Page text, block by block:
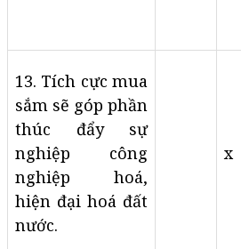
13. Tích cực mua
sắm sẽ góp phần
thúc đẩy sự
nghiệp công
nghiệp hoá,
hiện đại hoá đất
nước.
x